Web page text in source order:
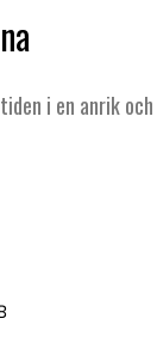
i en anrik